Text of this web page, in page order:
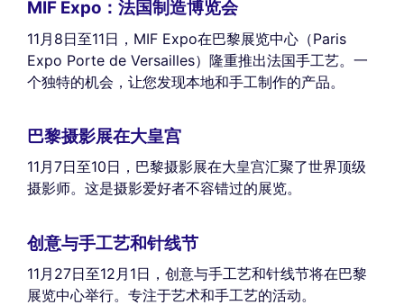
MIF Expo：法国制造博览会
11月8日至11日，MIF Expo在巴黎展览中心（Paris
Expo Porte de Versailles）隆重推出法国手工艺。一
个独特的机会，让您发现本地和手工制作的产品。
巴黎摄影展在大皇宫
11月7日至10日，巴黎摄影展在大皇宫汇聚了世界顶级
摄影师。这是摄影爱好者不容错过的展览。
创意与手工艺和针线节
11月27日至12月1日，创意与手工艺和针线节将在巴黎
展览中心举行。专注于艺术和手工艺的活动。